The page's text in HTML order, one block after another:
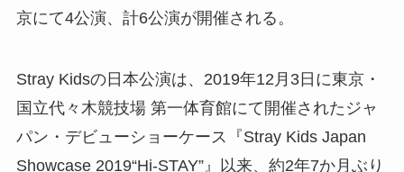
京にて4公演、計6公演が開催される。
Stray Kidsの日本公演は、2019年12月3日に東京・
国立代々木競技場 第一体育館にて開催されたジャ
パン・デビューショーケース『Stray Kids Japan
Showcase 2019“Hi-STAY”』以来、約2年7か月ぶり